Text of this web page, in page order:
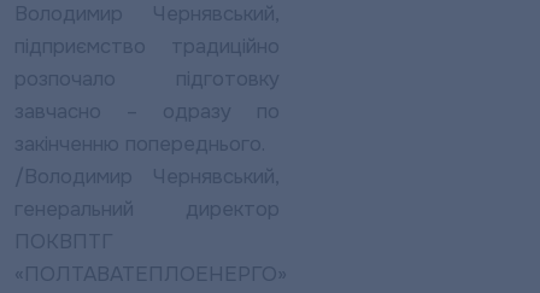
Володимир Чернявський,
підприємство традиційно
розпочало підготовку
завчасно – одразу по
закінченню попереднього.
/Володимир Чернявський,
генеральний директор
ПОКВПТГ
«ПОЛТАВАТЕПЛОЕНЕРГО»